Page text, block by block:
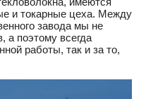
и токарные цеха. Между
завода мы не
а поэтому всегда
работы, так и за то,